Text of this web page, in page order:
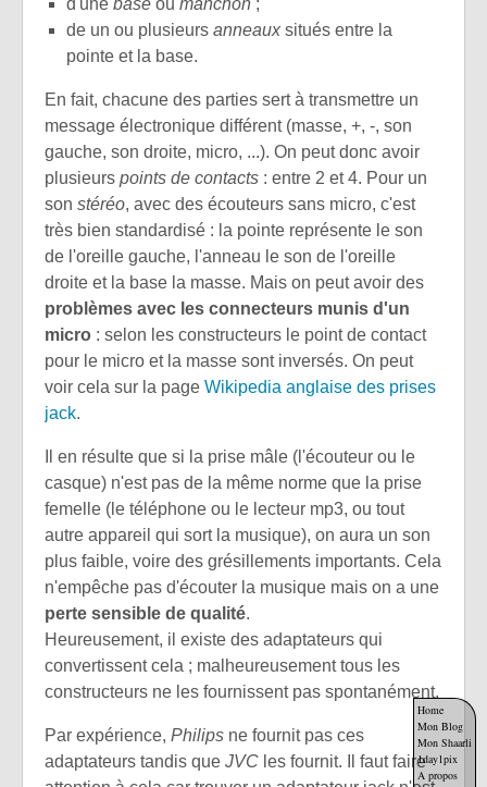
de un ou plusieurs anneaux situés entre la
pointe et la base.
En fait, chacune des parties sert à transmettre un
message électronique différent (masse, +, -, son
gauche, son droite, micro, ...). On peut donc avoir
plusieurs points de contacts : entre 2 et 4. Pour un
son stéréo, avec des écouteurs sans micro, c'est
très bien standardisé : la pointe représente le son
de l'oreille gauche, l'anneau le son de l'oreille
droite et la base la masse. Mais on peut avoir des
problèmes avec les connecteurs munis d'un
micro : selon les constructeurs le point de contact
pour le micro et la masse sont inversés. On peut
voir cela sur la page Wikipedia anglaise des prises
jack.
Il en résulte que si la prise mâle (l'écouteur ou le
casque) n'est pas de la même norme que la prise
femelle (le téléphone ou le lecteur mp3, ou tout
autre appareil qui sort la musique), on aura un son
plus faible, voire des grésillements importants. Cela
n'empêche pas d'écouter la musique mais on a une
perte sensible de qualité.
Heureusement, il existe des adaptateurs qui
convertissent cela ; malheureusement tous les
constructeurs ne les fournissent pas spontanément.
Par expérience, Philips ne fournit pas ces
adaptateurs tandis que JVC les fournit. Il faut faire
Home
Mon Blog
Mon Shaarli
1day1pix
A propos